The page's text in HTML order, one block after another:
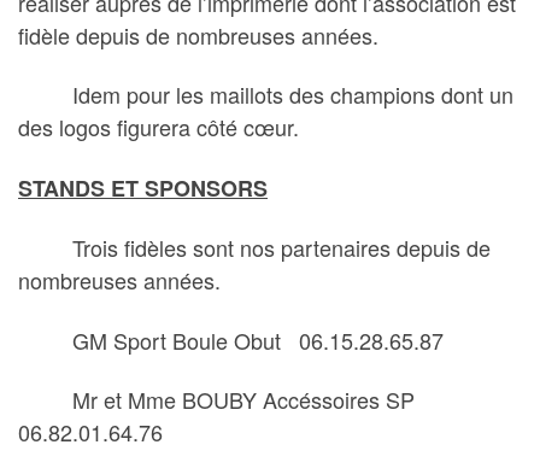
fidèle depuis de nombreuses années.
Idem pour les maillots des champions dont un
des logos figurera côté cœur.
STANDS ET SPONSORS
Trois fidèles sont nos partenaires depuis de
nombreuses années.
GM Sport Boule Obut 06.15.28.65.87
Mr et Mme BOUBY Accéssoires SP
06.82.01.64.76